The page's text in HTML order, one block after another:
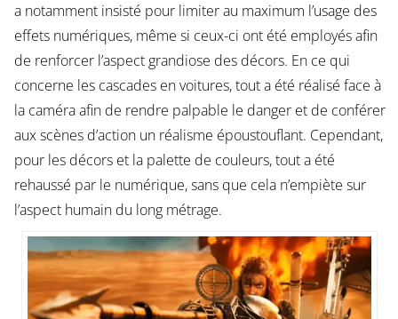
a notamment insisté pour limiter au maximum l’usage des
effets numériques, même si ceux-ci ont été employés afin
de renforcer l’aspect grandiose des décors. En ce qui
concerne les cascades en voitures, tout a été réalisé face à
la caméra afin de rendre palpable le danger et de conférer
aux scènes d’action un réalisme époustouflant. Cependant,
pour les décors et la palette de couleurs, tout a été
rehaussé par le numérique, sans que cela n’empiète sur
l’aspect humain du long métrage.